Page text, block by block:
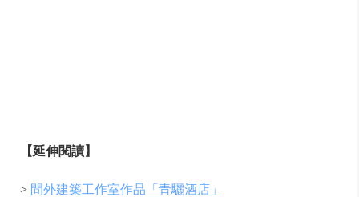
【延伸閱讀】
> 間外建築工作室作品「青驪酒店」